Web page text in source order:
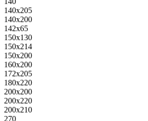
140х205
140х200
142х65
150х130
150х214
150х200
160х200
172х205
180х220
200х200
200х220
200х210
270